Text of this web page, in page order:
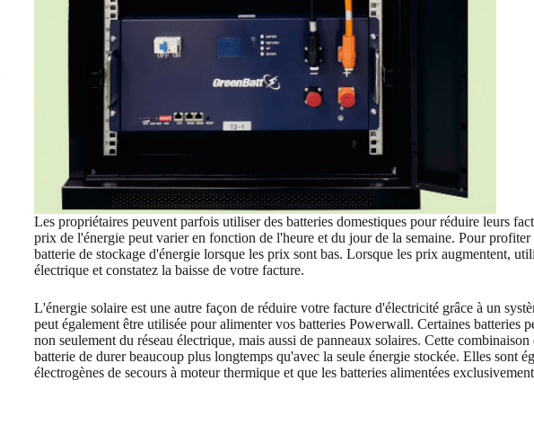
Les propriétaires peuvent parfois utiliser des batteries domestiques pour réduire leurs
prix de l'énergie peut varier en fonction de l'heure et du jour de la semaine. Pour
batterie de stockage d'énergie lorsque les prix sont bas. Lorsque les prix augmentent,
électrique et constatez la baisse de votre facture.
L'énergie solaire est une autre façon de réduire votre facture d'électricité grâce à un
peut également être utilisée pour alimenter vos batteries Powerwall. Certaines batteries
non seulement du réseau électrique, mais aussi de panneaux solaires. Cette
batterie de durer beaucoup plus longtemps qu'avec la seule énergie stockée. Elles sont
électrogènes de secours à moteur thermique et que les batteries alimentées